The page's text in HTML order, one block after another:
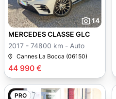
14
44 990 €
MERCEDES CLASSE GLC
2017 - 74800 km - Auto
Cannes La Bocca (06150)
PRO